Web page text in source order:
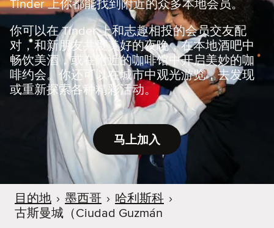
Tinder 上你都能找到附近的众多本地会员。
你可以在 Tinder 上和志趣相投的会员交友配
对，和新朋友共度美好的夜晚，在本地酒吧中
畅饮美酒，或在附近的咖啡馆中开启美妙的咖
啡约会。你还可以在城市中观光游览，去发现
或重新探索各种精彩活动。
马上加入
目的地 › 墨西哥 › 哈利斯科 ›
古斯曼城（Ciudad Guzmán